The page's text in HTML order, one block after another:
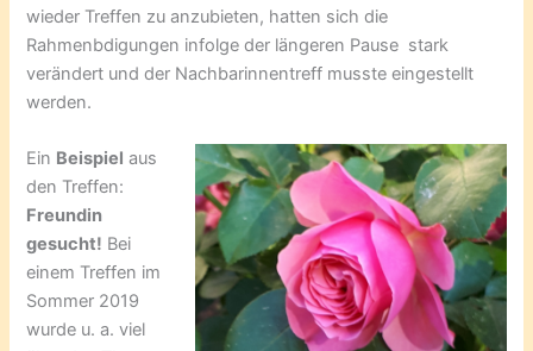
wieder Treffen zu anzubieten, hatten sich die
Rahmenbdigungen infolge der längeren Pause stark
verändert und der Nachbarinnentreff musste eingestellt
werden.
Ein Beispiel aus
den Treffen:
Freundin
gesucht! Bei
einem Treffen im
Sommer 2019
wurde u. a. viel